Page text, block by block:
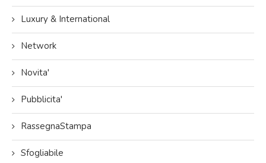
Luxury & International
Network
Novita'
Pubblicita'
RassegnaStampa
Sfogliabile